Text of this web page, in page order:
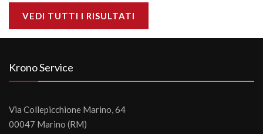
VEDI TUTTI I RISULTATI
Krono Service
Via Collepicchione Marino, 64
00047 Marino (RM)